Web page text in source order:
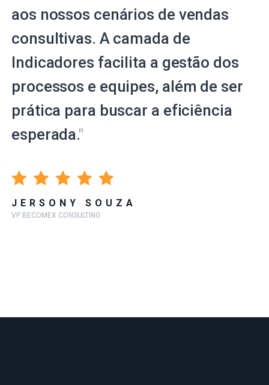
aos nossos cenários de vendas
consultivas. A camada de
Indicadores facilita a gestão dos
processos e equipes, além de ser
prática para buscar a eficiência
esperada."
JERSONY SOUZA
VP BECOMEX CONSULTING